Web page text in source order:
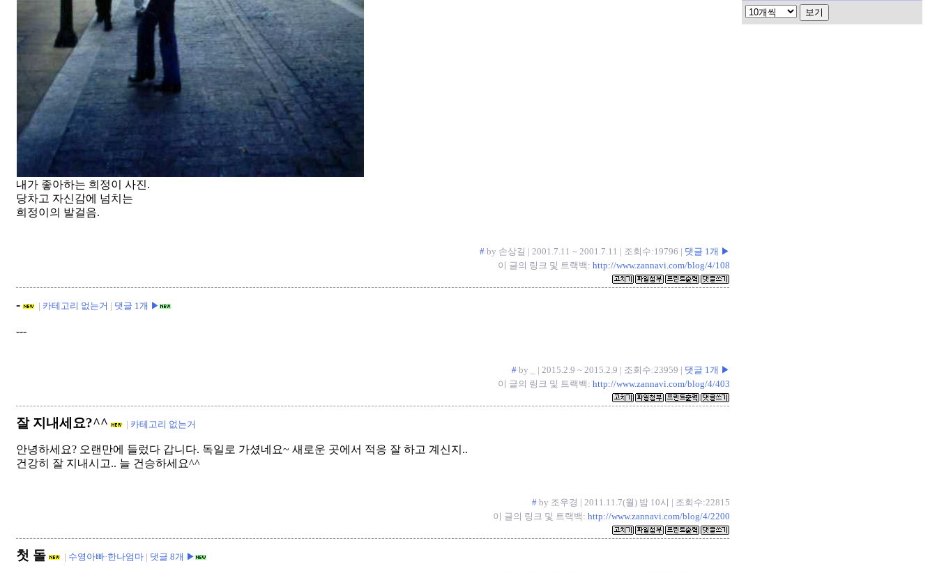
내가 좋아하는 희정이 사진.
당차고 자신감에 넘치는
희정이의 발걸음.
# by 손상길 | 2001.7.11 ~ 2001.7.11 | 조회수:19796 | 댓글 1개 ▶
이 글의 링크 및 트랙백: http://www.zannavi.com/blog/4/108
- | 카테고리 없는거 | 댓글 1개 ▶
---
# by _ | 2015.2.9 ~ 2015.2.9 | 조회수:23959 | 댓글 1개 ▶
이 글의 링크 및 트랙백: http://www.zannavi.com/blog/4/403
잘 지내세요?^^ | 카테고리 없는거
안녕하세요? 오랜만에 들렀다 갑니다. 독일로 가셨네요~ 새로운 곳에서 적응 잘 하고 계신지..
건강히 잘 지내시고.. 늘 건승하세요^^
# by 조우경 | 2011.11.7(월) 밤 10시 | 조회수:22815
이 글의 링크 및 트랙백: http://www.zannavi.com/blog/4/2200
첫 돌 | 수영아빠·한나엄마 | 댓글 8개 ▶